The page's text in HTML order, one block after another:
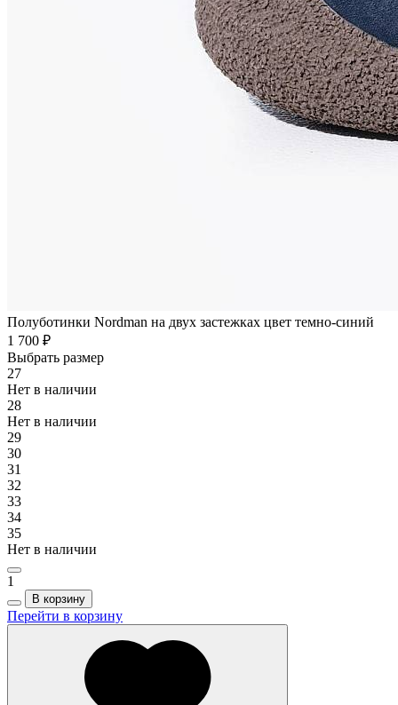
Полуботинки Nordman на двух застежках цвет темно-синий
1 700 ₽
Выбрать размер
27
Нет в наличии
28
Нет в наличии
29
30
31
32
33
34
35
Нет в наличии
1
В корзину
Перейти в корзину